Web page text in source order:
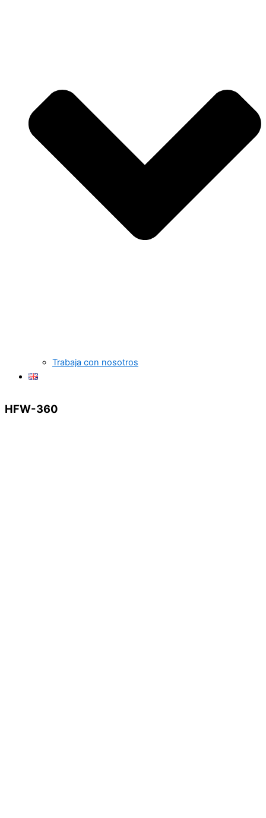
Trabaja con nosotros
HFW-360